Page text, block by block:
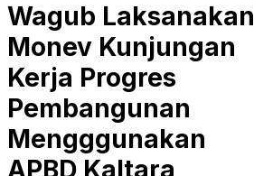
Wagub Laksanakan
Monev Kunjungan
Kerja Progres
Pembangunan
Mengggunakan